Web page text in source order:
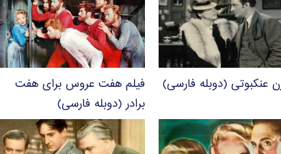
عنکبوتی (دوبله فارسی)
فیلم هفت عروس برای هفت
برادر (دوبله فارسی)